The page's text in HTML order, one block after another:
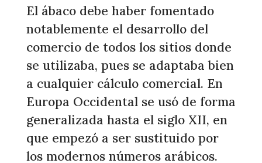
El ábaco debe haber fomentado
notablemente el desarrollo del
comercio de todos los sitios donde
se utilizaba, pues se adaptaba bien
a cualquier cálculo comercial. En
Europa Occidental se usó de forma
generalizada hasta el siglo XII, en
que empezó a ser sustituido por
los modernos números arábicos.